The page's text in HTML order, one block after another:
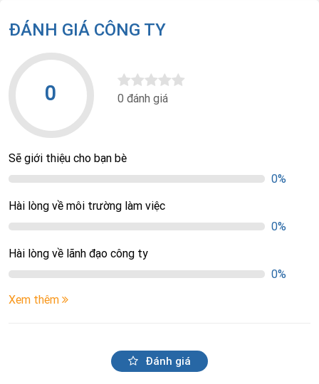
ĐÁNH GIÁ CÔNG TY
0 0 đánh giá
Sẽ giới thiệu cho bạn bè
0%
Hài lòng về môi trường làm việc
0%
Hài lòng về lãnh đạo công ty
0%
Xem thêm
Đánh giá